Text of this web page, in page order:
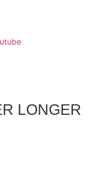
LONGER